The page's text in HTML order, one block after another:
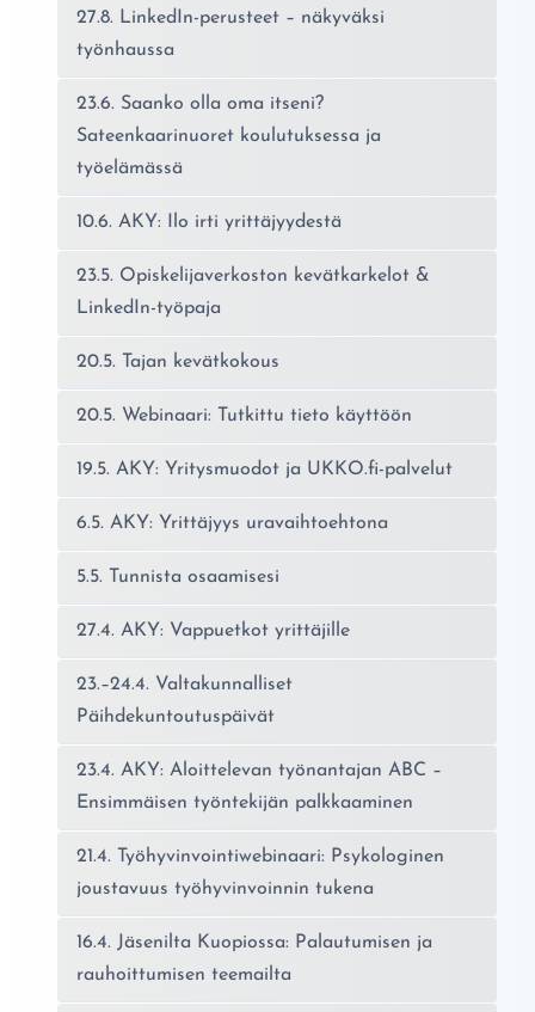
27.8. LinkedIn-perusteet – näkyväksi
työnhaussa
23.6. Saanko olla oma itseni?
Sateenkaarinuoret koulutuksessa ja
työelämässä
10.6. AKY: Ilo irti yrittäjyydestä
23.5. Opiskelijaverkoston kevätkarkelot &
LinkedIn-työpaja
20.5. Tajan kevätkokous
20.5. Webinaari: Tutkittu tieto käyttöön
19.5. AKY: Yritysmuodot ja UKKO.fi-palvelut
6.5. AKY: Yrittäjyys uravaihtoehtona
5.5. Tunnista osaamisesi
27.4. AKY: Vappuetkot yrittäjille
23.–24.4. Valtakunnalliset
Päihdekuntoutuspäivät
23.4. AKY: Aloittelevan työnantajan ABC –
Ensimmäisen työntekijän palkkaaminen
21.4. Työhyvinvointiwebinaari: Psykologinen
joustavuus työhyvinvoinnin tukena
16.4. Jäsenilta Kuopiossa: Palautumisen ja
rauhoittumisen teemailta